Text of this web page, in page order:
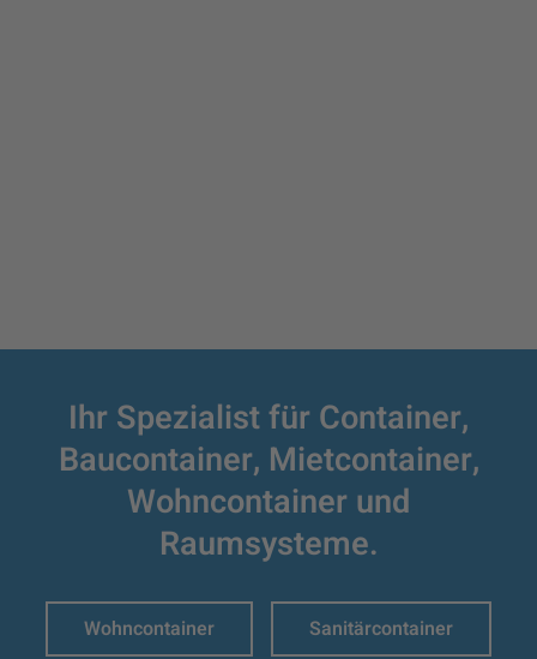
Ihr Spezialist für Container,
Baucontainer, Mietcontainer,
Wohncontainer und
Raumsysteme.
Wohncontainer Sanitärcontainer